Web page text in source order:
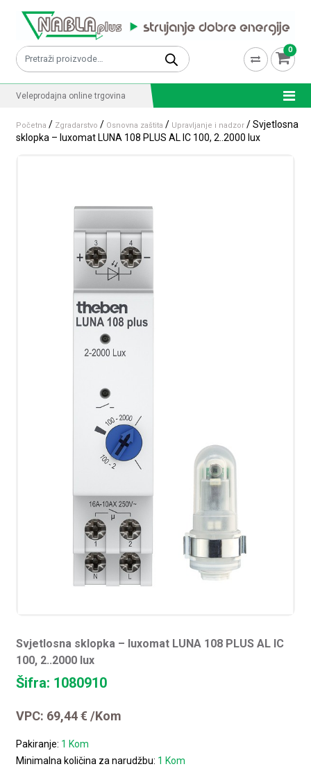
Pretraži: 0
Veleprodajna online trgovina
Početna / Zgradarstvo / Osnovna zaštita / Upravljanje i nadzor / Svjetlosna
sklopka – luxomat LUNA 108 PLUS AL IC 100, 2..2000 lux
Svjetlosna sklopka – luxomat LUNA 108 PLUS AL IC
100, 2..2000 lux
Šifra: 1080910
VPC: 69,44€ /Kom
Pakiranje: 1 Kom
Minimalna količina za narudžbu: 1 Kom